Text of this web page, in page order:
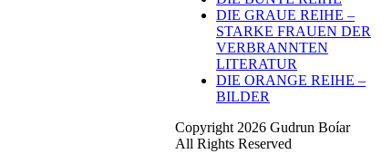
DIE GRAUE REIHE –
STARKE FRAUEN DER
VERBRANNTEN
LITERATUR
DIE ORANGE REIHE –
BILDER
Copyright 2026 Gudrun Boíar
All Rights Reserved